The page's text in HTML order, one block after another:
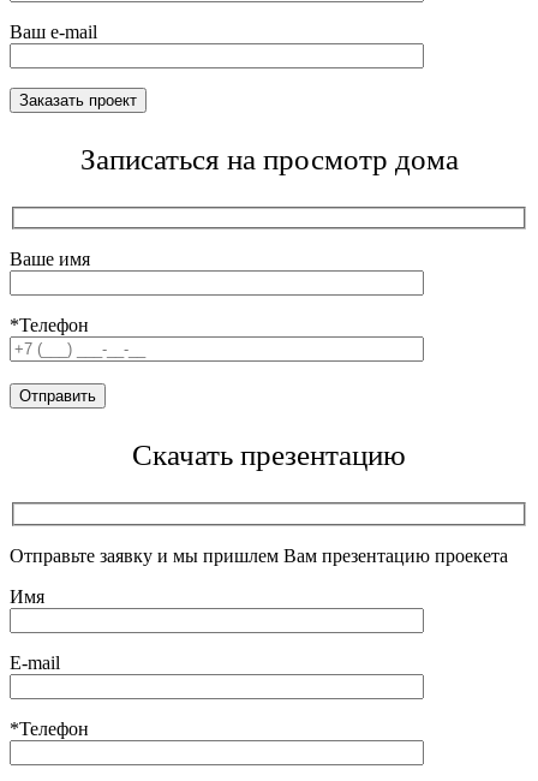
Ваш e-mail
Записаться на просмотр дома
Ваше имя
*Телефон
Скачать презентацию
Отправьте заявку и мы пришлем Вам презентацию проекета
Имя
E-mail
*Телефон